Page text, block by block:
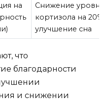
на
Снижение уровня
кортизола на 20%,
улучшение сна
что
благодарности
и снижении